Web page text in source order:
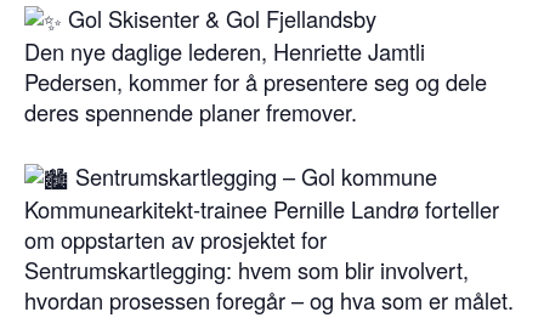
Gol Skisenter & Gol Fjellandsby
Den nye daglige lederen, Henriette Jamtli
Pedersen, kommer for å presentere seg og dele
deres spennende planer fremover.
Sentrumskartlegging – Gol kommune
Kommunearkitekt-trainee Pernille Landrø forteller
om oppstarten av prosjektet for
Sentrumskartlegging: hvem som blir involvert,
hvordan prosessen foregår – og hva som er målet.